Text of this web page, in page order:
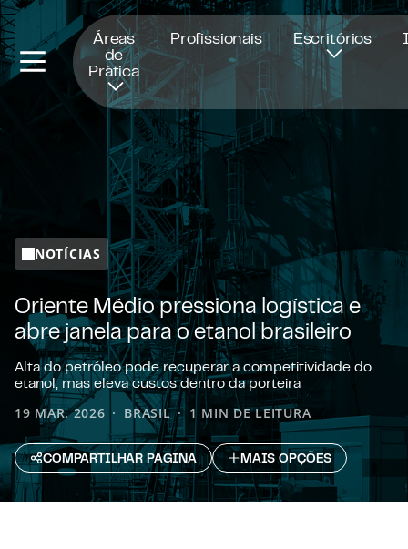
Áreas
de
Prática
Profissionais Escritórios
NOTÍCIAS
Oriente Médio pressiona logística e
abre janela para o etanol brasileiro
Alta do petróleo pode recuperar a competitividade do
etanol, mas eleva custos dentro da porteira
19 MAR. 2026 BRASIL 1 MIN DE LEITURA
COMPARTILHAR PAGINA MAIS OPÇÕES
Abre numa nova janela